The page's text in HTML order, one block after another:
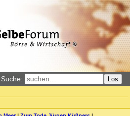
Suche: Los